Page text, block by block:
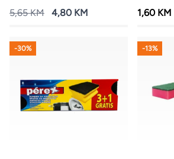
5,65 KM
4,80 KM
1,60 KM
-30% -13%